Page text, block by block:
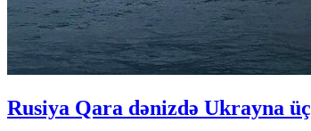
Rusiya Qara dənizdə Ukrayna